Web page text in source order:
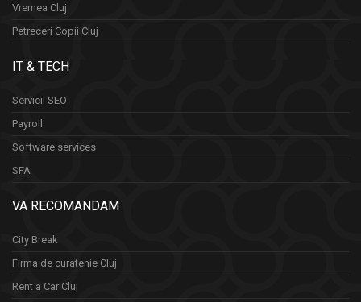
Vremea Cluj
Petreceri Copii Cluj
IT & TECH
Servicii SEO
Payroll
Software services
SFA
VA RECOMANDAM
City Break
Firma de curatenie Cluj
Rent a Car Cluj